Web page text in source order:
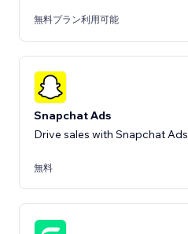
無料プラン利用可能
Snapchat Ads
Drive sales with Snapchat Ads
無料